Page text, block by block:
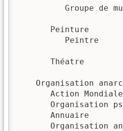
Groupe de
       Peinture
          Peintre
       Théatre
Organisation
Action
Organisation
       Annuaire
Organisation